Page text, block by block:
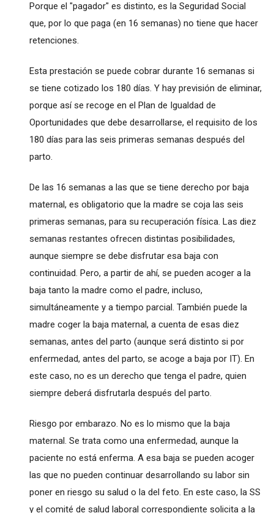
Porque el "pagador" es distinto, es la Seguridad Social
que, por lo que paga (en 16 semanas) no tiene que hacer
retenciones.
Esta prestación se puede cobrar durante 16 semanas si
se tiene cotizado los 180 días. Y hay previsión de eliminar,
porque así se recoge en el Plan de Igualdad de
Oportunidades que debe desarrollarse, el requisito de los
180 días para las seis primeras semanas después del
parto.
De las 16 semanas a las que se tiene derecho por baja
maternal, es obligatorio que la madre se coja las seis
primeras semanas, para su recuperación física. Las diez
semanas restantes ofrecen distintas posibilidades,
aunque siempre se debe disfrutar esa baja con
continuidad. Pero, a partir de ahí, se pueden acoger a la
baja tanto la madre como el padre, incluso,
simultáneamente y a tiempo parcial. También puede la
madre coger la baja maternal, a cuenta de esas diez
semanas, antes del parto (aunque será distinto si por
enfermedad, antes del parto, se acoge a baja por IT). En
este caso, no es un derecho que tenga el padre, quien
siempre deberá disfrutarla después del parto.
Riesgo por embarazo. No es lo mismo que la baja
maternal. Se trata como una enfermedad, aunque la
paciente no está enferma. A esa baja se pueden acoger
las que no pueden continuar desarrollando su labor sin
poner en riesgo su salud o la del feto. En este caso, la SS
y el comité de salud laboral correspondiente solicita a la